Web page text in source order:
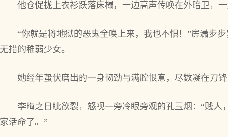
他仓促拢上衣衫跃落床榻，一边高声传唤在外暗卫，
“你就是将地狱的恶鬼全唤上来，我也不惧！”房潇步
无措的稚弱少女。
她经年蛰伏磨出的一身韧劲与满腔恨意，尽数凝在刀锋
李晦之目眦欲裂，怒视一旁冷眼旁观的孔玉烟：“贱
家活命了。”